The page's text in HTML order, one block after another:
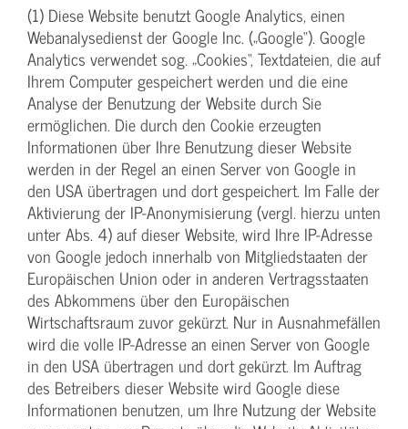
(1) Diese Website benutzt Google Analytics, einen
Webanalysedienst der Google Inc. („Google“). Google
Analytics verwendet sog. „Cookies“, Textdateien, die auf
Ihrem Computer gespeichert werden und die eine
Analyse der Benutzung der Website durch Sie
ermöglichen. Die durch den Cookie erzeugten
Informationen über Ihre Benutzung dieser Website
werden in der Regel an einen Server von Google in
den USA übertragen und dort gespeichert. Im Falle der
Aktivierung der IP-Anonymisierung (vergl. hierzu unten
unter Abs. 4) auf dieser Website, wird Ihre IP-Adresse
von Google jedoch innerhalb von Mitgliedstaaten der
Europäischen Union oder in anderen Vertragsstaaten
des Abkommens über den Europäischen
Wirtschaftsraum zuvor gekürzt. Nur in Ausnahmefällen
wird die volle IP-Adresse an einen Server von Google
in den USA übertragen und dort gekürzt. Im Auftrag
des Betreibers dieser Website wird Google diese
Informationen benutzen, um Ihre Nutzung der Website